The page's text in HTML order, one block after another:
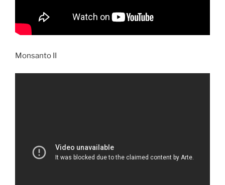
Monsanto II